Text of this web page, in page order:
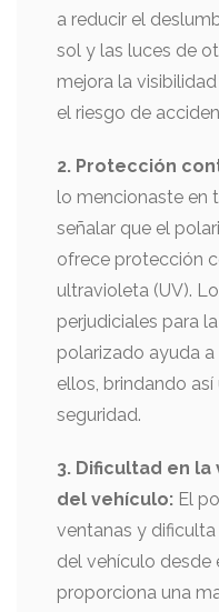
a reducir el
sol y las luces de
mejora la
el riesgo de
2. Protección
lo mencionaste en
señalar que el
ofrece protección
ultravioleta (UV).
perjudiciales para
polarizado ayuda
ellos, brindando
seguridad.
3. Dificultad en
del vehículo: El
ventanas y
del vehículo desde
proporciona una